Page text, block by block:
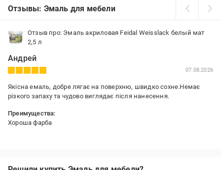
Отзывы: Эмаль для мебели
Отзыв про: Эмаль акриловая Feidal Weisslack белый мат
2,5 л
Андрей
07.08.2026
Якісна емаль, добре лягає на поверхню, швидко сохне.Немає
різкого запаху та чудово виглядає після нанесення.
Преимущества:
Хороша фарба